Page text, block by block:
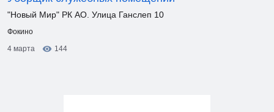
"Новый Мир" РК АО. Улица Ганслеп 10
Фокино
4 марта
144